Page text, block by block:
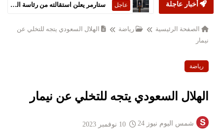
أخبار عاجلة عاجل ستارمر يعلن استقالته من رئاسة الحكومة البريطانية
الصفحة الرئيسية رياضة
الهلال السعودي يتجه للتخلي عن
نيمار
رياضة
الهلال السعودي يتجه للتخلي عن نيمار
شمس اليوم نيوز 24